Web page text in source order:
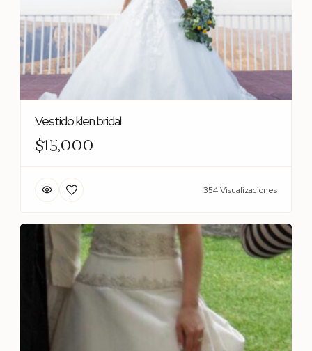
Vestido klen bridal
$15,000
354 Visualizaciones